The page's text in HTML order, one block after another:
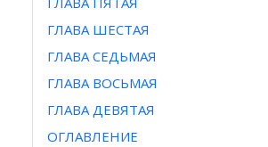
ГЛАВА ШЕСТАЯ
ГЛАВА СЕДЬМАЯ
ГЛАВА ВОСЬМАЯ
ГЛАВА ДЕВЯТАЯ
ОГЛАВЛЕНИЕ